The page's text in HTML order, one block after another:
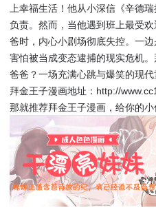
上幸福生活！他从小深信《辛德
负责。然而，当他遇到班上最受
爸时，内心小剧场彻底失控。一
害怕被当成变态逮捕的现实危机
爸爸？一场充满心跳与爆笑的现代
拜金王子漫画地址：http://
那就推荐拜金王子漫画，给你的小